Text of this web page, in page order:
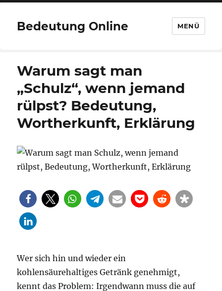
Bedeutung Online MENÜ
Warum sagt man
„Schulz“, wenn jemand
rülpst? Bedeutung,
Wortherkunft, Erklärung
Wer sich hin und wieder ein
kohlensäurehaltiges Getränk genehmigt,
kennt das Problem: Irgendwann muss die auf